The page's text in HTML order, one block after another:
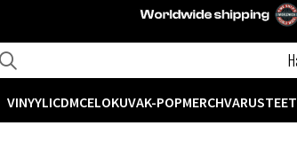
VINYYLICDMCELOKUVAK-POPMERCHVARUSTEET